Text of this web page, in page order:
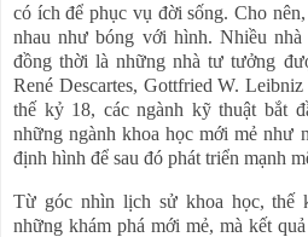
có ích để phục vụ đời sống. Cho
nhau như bóng với hình. Nhiều
đồng thời là những nhà tư tưởng
René Descartes, Gottfried W.
thế kỷ 18, các ngành kỹ thuật bắt
những ngành khoa học mới mẻ như
định hình để sau đó phát triển mạnh
Từ góc nhìn lịch sử khoa học, thế
những khám phá mới mẻ, mà kết